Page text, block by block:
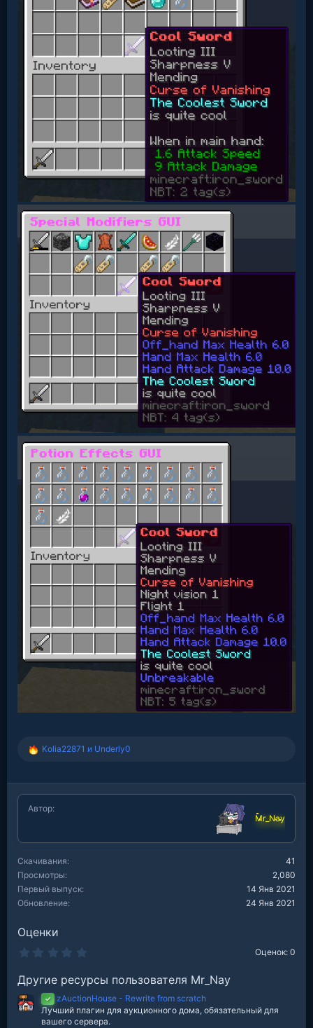
Р
и
Kolia22871 и Underly0
Автор
Mr_Nay
Скачивания
41
Просмотры
2,080
Первый выпуск
14 Янв 2021
Обновление
24 Янв 2021
Оценки
0
з
в
е
з
Оценок: 0
Другие ресурсы пользователя Mr_Nay
✓
zAuctionHouse - Rewrite from scratch
Лучший плагин для аукционного дома, обязательный для
вашего сервера.